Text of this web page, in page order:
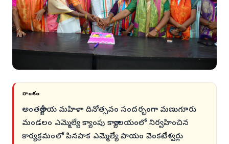
సారాంశం
అంతర్జాతీయ మహిళా దినోత్సవం సందర్భంగా మణుగూరు
మండలం ఎమ్మెల్యే క్యాంపు కార్యాలయంలో నిర్వహించిన
కార్యక్రమంలో పినపాక ఎమ్మెల్యే పాయం వెంకటేశ్వర్లు